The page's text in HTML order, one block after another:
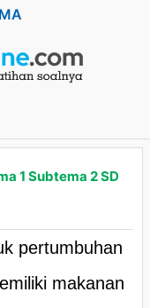
1 Subtema 2 SD
pertumbuhan
makanan